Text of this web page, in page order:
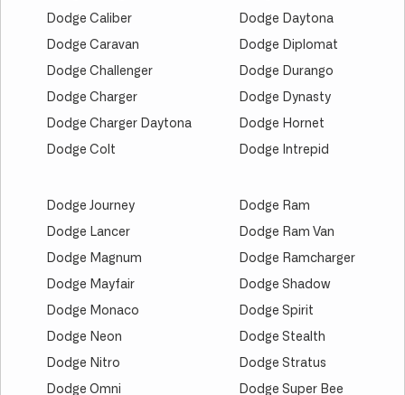
Dodge Caliber
Dodge Caravan
Dodge Challenger
Dodge Charger
Dodge Charger Daytona
Dodge Colt
Dodge Daytona
Dodge Diplomat
Dodge Durango
Dodge Dynasty
Dodge Hornet
Dodge Intrepid
Dodge Journey
Dodge Lancer
Dodge Magnum
Dodge Mayfair
Dodge Monaco
Dodge Neon
Dodge Nitro
Dodge Omni
Dodge Ram
Dodge Ram Van
Dodge Ramcharger
Dodge Shadow
Dodge Spirit
Dodge Stealth
Dodge Stratus
Dodge Super Bee